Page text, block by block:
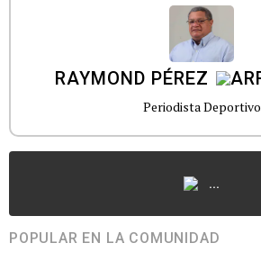
RAYMOND PÉREZ
Periodista Deportivo
...
POPULAR EN LA COMUNIDAD